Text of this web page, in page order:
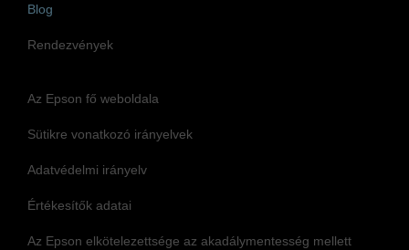
Blog
Rendezvények
Az Epson fő weboldala
Sütikre vonatkozó irányelvek
Adatvédelmi irányelv
Értékesítők adatai
Az Epson elkötelezettsége az akadálymentesség mellett